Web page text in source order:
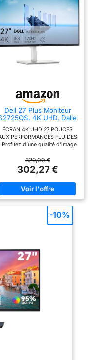
5 W avec
des
un son
immersive
Dell 27 Plus Moniteur
4K UHD, Dalle
IPS, 120Hz, Blanc cendré
ÉCRAN 4K UHD 27 POUCES
PERFORMANCES FLUIDES
: Profitez d’une qualité d’image
3840 x 2160, un taux de
rafraîchissement de 120 Hz et
une technologie IPS. Idéal pour
la productivité et le
divertissement, avec AMD
FreeSync Premium. Connexion
DisplayPort 1.4. PRÉCISION
DES COULEURS ÉCLATANTE :
Affichage réaliste grâce à une
de couleurs. CONFORT
OCULAIRE RENFORCÉ : Certifié
TÜV Rheinland 4 étoiles, avec
Plus pour réduire
la lumière bleue à ≤35 %, sans
altérer les couleurs. FLUIDITÉ
POUR LE TRAVAIL & LES
: 120 Hz et faible temps
de réponse pour une
idéale pour les vidéos, jeux et
multitâche. HAUT-PARLEURS
329,00 €
302,27 €
-10%